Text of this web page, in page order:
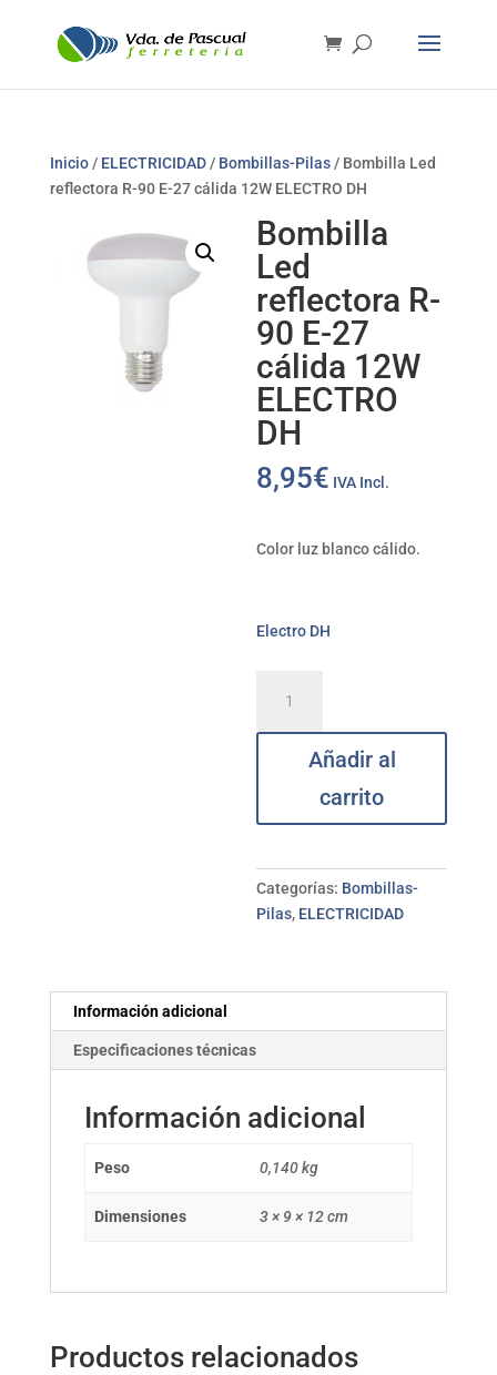
Inicio/ ELECTRICIDAD/ Bombillas-Pilas/ Bombilla Led
reflectora R-90 E-27 cálida 12W ELECTRO DH
Bombilla
Led
reflectora R-
90 E-27
cálida 12W
ELECTRO
DH
8,95€ IVA Incl.
Color luz blanco cálido.
Electro DH
reflectora
12W
ELECTRO
Añadir al
carrito
Categorías: Bombillas-
Pilas, ELECTRICIDAD
Información adicional
Especificaciones técnicas
Información adicional
Peso 0,140 kg
Dimensiones 3 × 9 × 12 cm
Productos relacionados